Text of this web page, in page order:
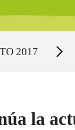
2017 Secciones
la